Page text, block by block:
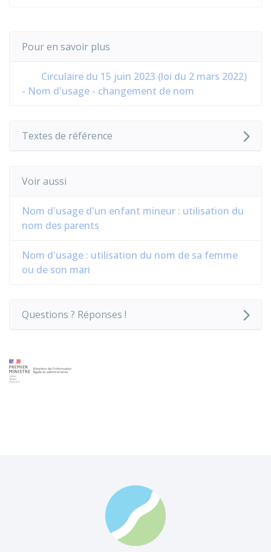
Pour en savoir plus
Circulaire du 15 juin 2023 (loi du 2 mars 2022)
- Nom d'usage - changement de nom
Textes de référence
Voir aussi
Nom d'usage d'un enfant mineur : utilisation du
nom des parents
Nom d'usage : utilisation du nom de sa femme
ou de son mari
Questions ? Réponses !